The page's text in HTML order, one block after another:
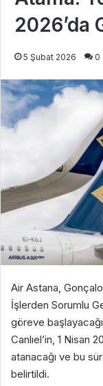
2026’da
5 Şubat 2026 0
Air Astana,
İşlerden Sorumlu
göreve
Canlıel’in, 1 Nisan
atanacağı ve bu
belirtildi.